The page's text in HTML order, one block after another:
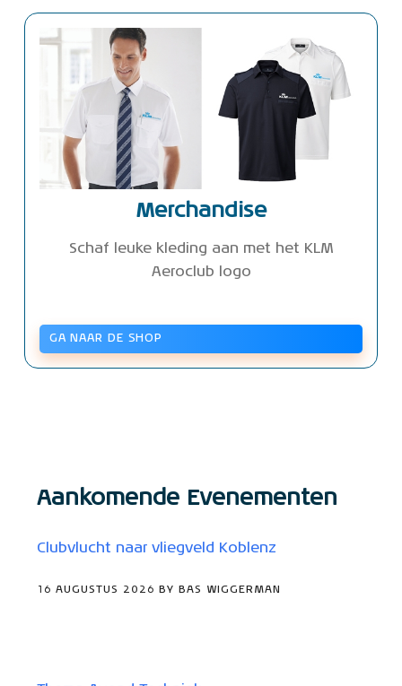
Merchandise
Schaf leuke kleding aan met het KLM
Aeroclub logo
GA NAAR DE SHOP
Aankomende Evenementen
Clubvlucht naar vliegveld Koblenz
16 AUGUSTUS 2026 BY BAS WIGGERMAN